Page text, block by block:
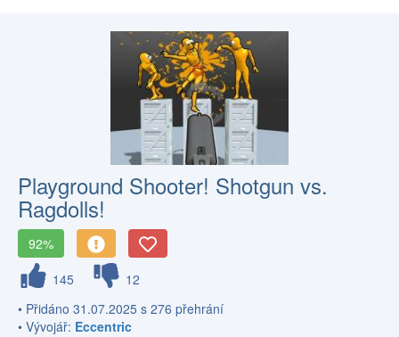
Playground Shooter! Shotgun vs.
Ragdolls!
92%
145
12
• Přidáno 31.07.2025 s 276 přehrání
• Vývojář: Eccentric